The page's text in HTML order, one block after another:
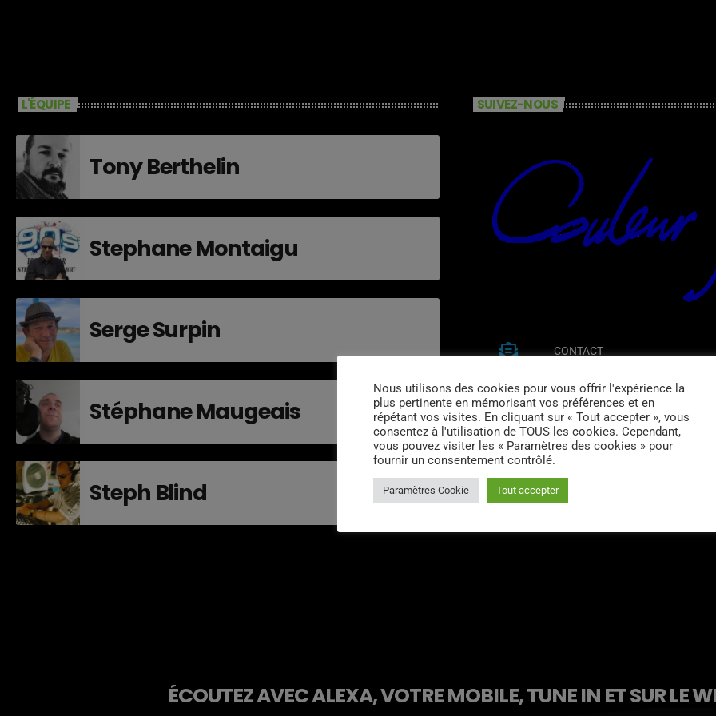
L'ÉQUIPE
Tony Berthelin
Stephane Montaigu
Serge Surpin
Stéphane Maugeais
Steph Blind
SUIVEZ-NOUS
CONTACT
Facebook
Twitter
Instagram
Alexa
ÉCOUTEZ AVEC ALEXA, VOTRE MOBILE, TUNE IN ET SUR LE
Nous utilisons des cookies pour vous offrir l'expérience la
plus pertinente en mémorisant vos préférences et en
répétant vos visites. En cliquant sur « Tout accepter », vous
consentez à l'utilisation de TOUS les cookies. Cependant,
vous pouvez visiter les « Paramètres des cookies » pour
fournir un consentement contrôlé.
Paramètres Cookie Tout accepter